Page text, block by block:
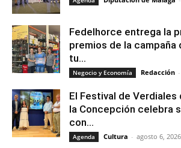
Fedelhorce entrega la
premios de la campaña
tu...
Negocio y Economía Redacción -
El Festival de Verdiales
la Concepción celebra
con...
Agenda Cultura - agosto 6, 2026